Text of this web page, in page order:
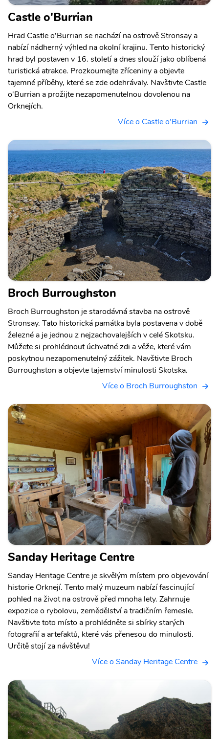
Castle o'Burrian
Hrad Castle o'Burrian se nachází na ostrově Stronsay a
nabízí nádherný výhled na okolní krajinu. Tento historický
hrad byl postaven v 16. století a dnes slouží jako oblíbená
turistická atrakce. Prozkoumejte zříceniny a objevte
tajemné příběhy, které se zde odehrávaly. Navštivte Castle
o'Burrian a prožijte nezapomenutelnou dovolenou na
Orknejích.
Více o Castle o'Burrian
Broch Burroughston
Broch Burroughston je starodávná stavba na ostrově
Stronsay. Tato historická památka byla postavena v době
železné a je jednou z nejzachovalejších v celé Skotsku.
Můžete si prohlédnout úchvatné zdi a věže, které vám
poskytnou nezapomenutelný zážitek. Navštivte Broch
Burroughston a objevte tajemství minulosti Skotska.
Více o Broch Burroughston
Sanday Heritage Centre
Sanday Heritage Centre je skvělým místem pro objevování
historie Orknejí. Tento malý muzeum nabízí fascinující
pohled na život na ostrově před mnoha lety. Zahrnuje
expozice o rybolovu, zemědělství a tradičním řemesle.
Navštivte toto místo a prohlédněte si sbírky starých
fotografií a artefaktů, které vás přenesou do minulosti.
Určitě stojí za návštěvu!
Více o Sanday Heritage Centre